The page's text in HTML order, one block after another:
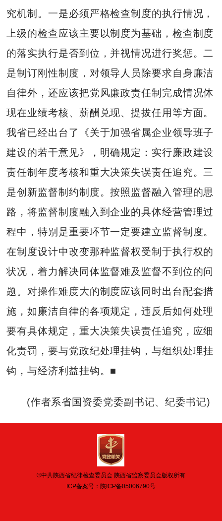
究机制。一是必须严格检查制度的执行情况，
上级的检查应该主要以制度为基础，检查制度
的落实执行是否到位，并视情况进行奖惩。二
是制订刚性制度，对领导人员除要求自身廉洁
自律外，还应该把党风廉政责任制完成情况体
现在业绩考核、薪酬兑现、提拔任用等方面。
我省已经出台了《关于加强省属企业领导班子
建设的若干意见》，明确规定：实行廉政建设
责任制年度考核和重大决策失误责任追究。三
是创新监督制约制度。按照监督融入管理的思
路，将监督制度融入到企业的具体经营管理过
程中，特别是重要环节一定要建立监督制度。
在制度设计中改变那种监督权受制于执行权的
状况，着力解决同体监督难及监督不到位的问
题。对操作难度大的制度应该同时出台配套措
施，如廉洁自律的各项规定，违反后如何处理
要有具体规定，重大决策失误责任追究，应细
化责罚，要与党政纪处理挂钩，与组织处理挂
钩，与经济利益挂钩。■
(作者系省国资委党委副书记、纪委书记)
©中共陕西省纪律检查委员会 陕西省监察委员会版权所有
ICP备案号： 陕ICP备05006790号